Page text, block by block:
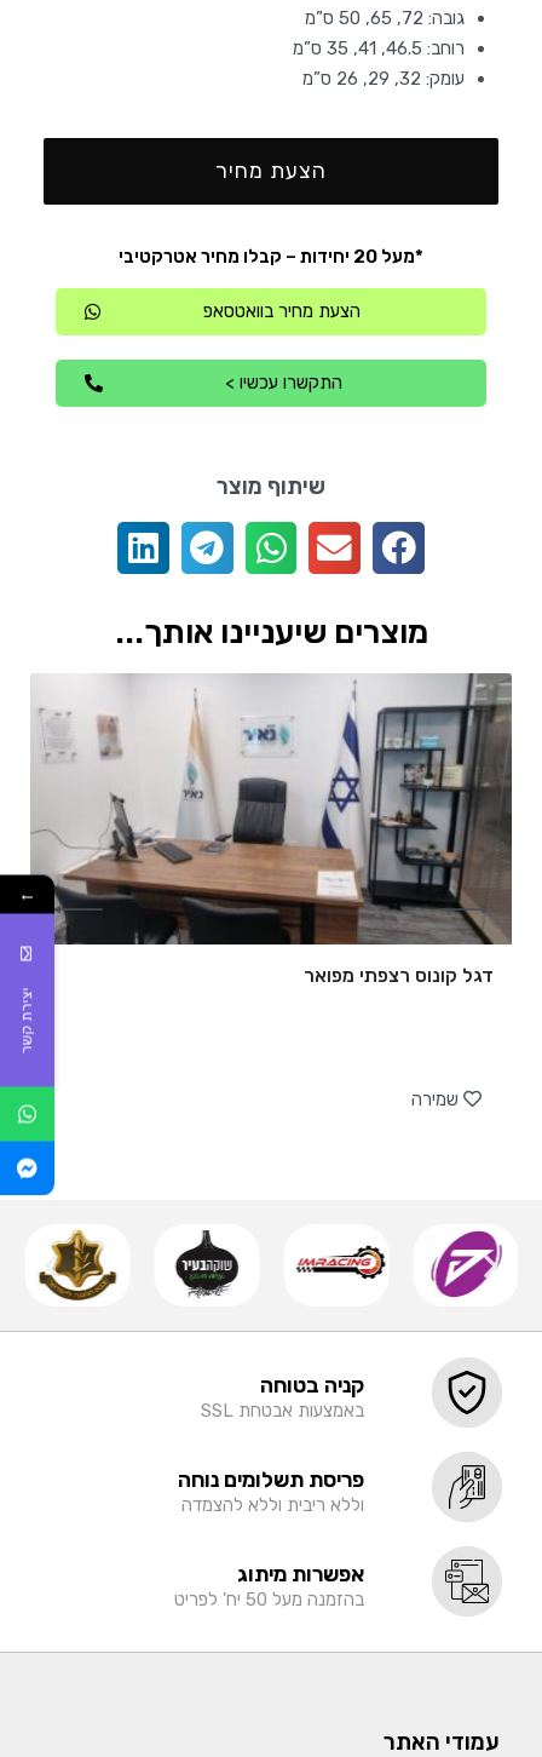
גובה: 72, 65, 50 ס”מ
רוחב: 46.5, 41, 35 ס”מ
עומק: 32, 29, 26 ס”מ
הצעת מחיר
*מעל 20 יחידות – קבלו מחיר אטרקטיבי
הצעת מחיר בוואטסאפ
התקשרו עכשיו >
שיתוף מוצר
מוצרים שיעניינו אותך...
דגל קונוס רצפתי מפואר
שמירה
קניה בטוחה
באמצעות אבטחת SSL
פריסת תשלומים נוחה
וללא ריבית וללא להצמדה
אפשרות מיתוג
בהזמנה מעל 50 יח' לפריט
עמודי האתר
←
יצירת קשר